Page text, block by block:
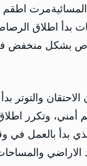
المسائيةمرت
بدأ اطلاق
بشكل منخفض
والتوتر
أمني، وتكرر
بدأ بالعمل في
الاراضي